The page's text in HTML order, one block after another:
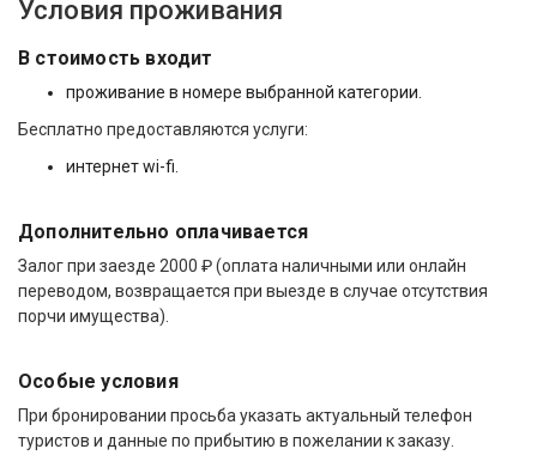
Условия проживания
В стоимость входит
проживание в номере выбранной категории.
Бесплатно предоставляются услуги:
интернет wi-fi.
Дополнительно оплачивается
Залог при заезде 2000 ₽ (оплата наличными или онлайн
переводом, возвращается при выезде в случае отсутствия
порчи имущества).
Особые условия
При бронировании просьба указать актуальный телефон
туристов и данные по прибытию в пожелании к заказу.